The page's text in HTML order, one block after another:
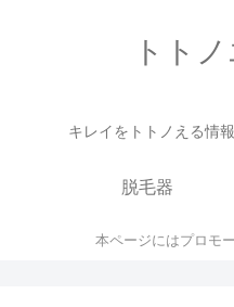
トト
キレイをトトノえる情
脱毛器
本ページにはプロモ